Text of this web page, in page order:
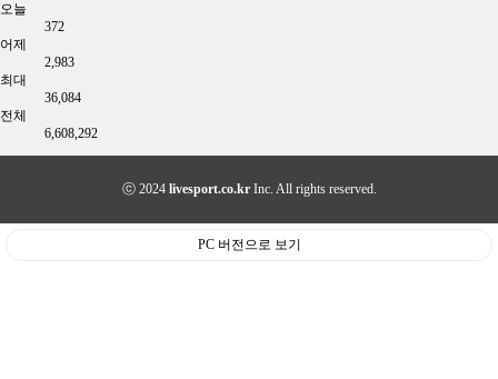
오늘
372
어제
2,983
최대
36,084
전체
6,608,292
ⓒ 2024 livesport.co.krInc. All rights reserved.
PC 버전으로 보기